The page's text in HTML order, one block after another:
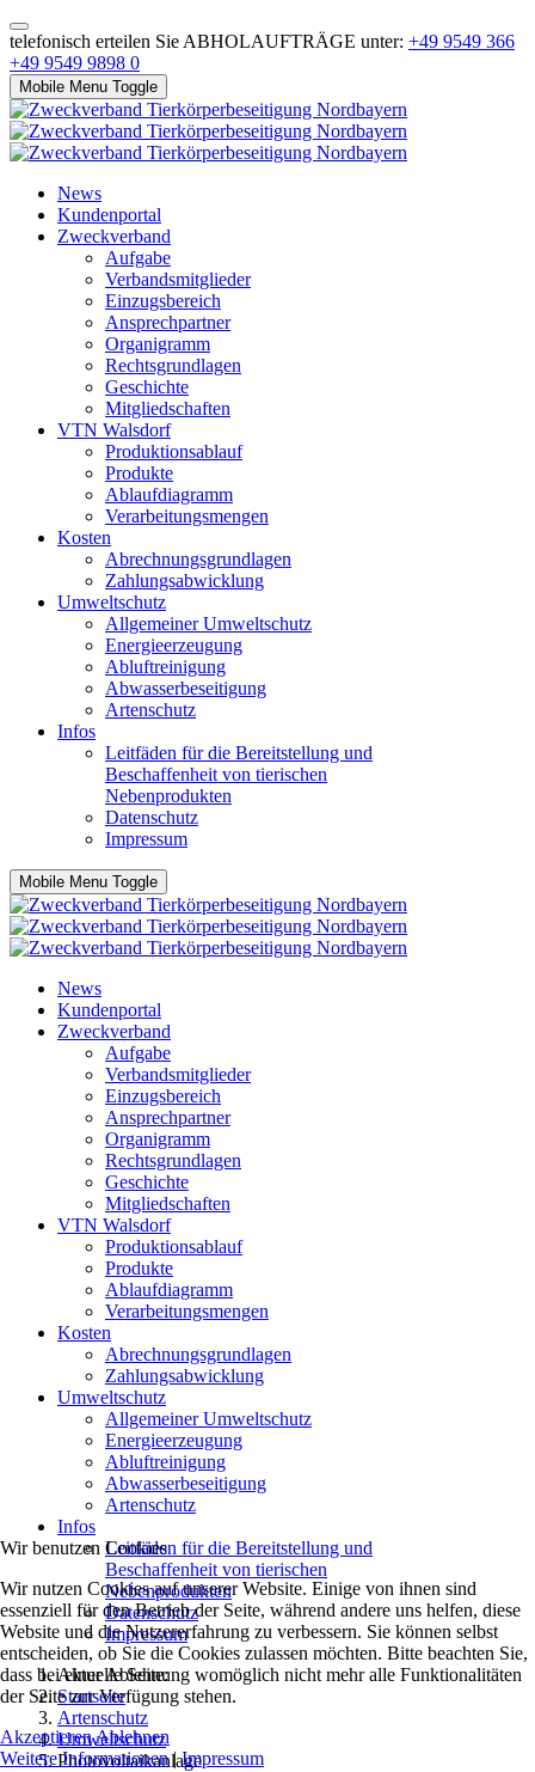
telefonisch erteilen Sie ABHOLAUFTRÄGE unter: +49 9549 366
+49 9549 9898 0
Mobile Menu Toggle
News
Kundenportal
Zweckverband
Aufgabe
Verbandsmitglieder
Einzugsbereich
Ansprechpartner
Organigramm
Rechtsgrundlagen
Geschichte
Mitgliedschaften
VTN Walsdorf
Produktionsablauf
Produkte
Ablaufdiagramm
Verarbeitungsmengen
Kosten
Abrechnungsgrundlagen
Zahlungsabwicklung
Umweltschutz
Allgemeiner Umweltschutz
Energieerzeugung
Abluftreinigung
Abwasserbeseitigung
Artenschutz
Infos
Leitfäden für die Bereitstellung und
Beschaffenheit von tierischen
Nebenprodukten
Datenschutz
Impressum
Mobile Menu Toggle
News
Kundenportal
Zweckverband
Aufgabe
Verbandsmitglieder
Einzugsbereich
Ansprechpartner
Organigramm
Rechtsgrundlagen
Geschichte
Mitgliedschaften
VTN Walsdorf
Produktionsablauf
Produkte
Ablaufdiagramm
Verarbeitungsmengen
Kosten
Abrechnungsgrundlagen
Zahlungsabwicklung
Umweltschutz
Allgemeiner Umweltschutz
Energieerzeugung
Abluftreinigung
Abwasserbeseitigung
Artenschutz
Infos
Leitfäden für die Bereitstellung und
Beschaffenheit von tierischen
Nebenprodukten
Datenschutz
Impressum
Aktuelle Seite:
Startseite
Artenschutz
Umweltschutz
Photovoltaikanlage
Wir benutzen Cookies
Wir nutzen Cookies auf unserer Website. Einige von ihnen sind
essenziell für den Betrieb der Seite, während andere uns helfen, diese
Website und die Nutzererfahrung zu verbessern. Sie können selbst
entscheiden, ob Sie die Cookies zulassen möchten. Bitte beachten Sie,
dass bei einer Ablehnung womöglich nicht mehr alle Funktionalitäten
der Seite zur Verfügung stehen.
AkzeptierenAblehnen
Weitere Informationen|Impressum